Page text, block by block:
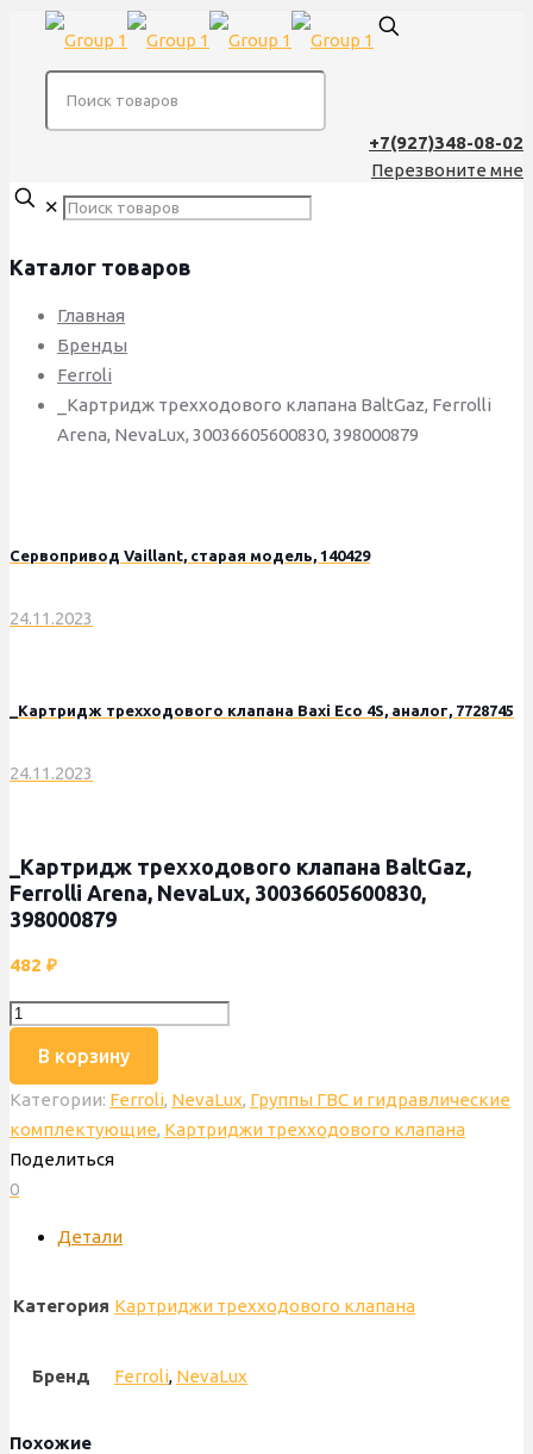
+7(927)348-08-02
Перезвоните мне
✕
Каталог товаров
Главная
Бренды
Ferroli
_Картридж трехходового клапана BaltGaz, Ferrolli
Arena, NevaLux, 30036605600830, 398000879
Сервопривод Vaillant, старая модель, 140429
24.11.2023
_Картридж трехходового клапана Baxi Eco 4S, аналог, 7728745
24.11.2023
_Картридж трехходового клапана BaltGaz,
Ferrolli Arena, NevaLux, 30036605600830,
398000879
482 ₽
Количество
_Картридж
трехходового
клапана
BaltGaz,
Ferrolli
NevaLux,
398000879
В корзину
Категории: Ferroli, NevaLux, Группы ГВС и гидравлические
комплектующие, Картриджи трехходового клапана
Поделиться
0
Детали
Категория Картриджи трехходового клапана
Бренд Ferroli, NevaLux
Похожие